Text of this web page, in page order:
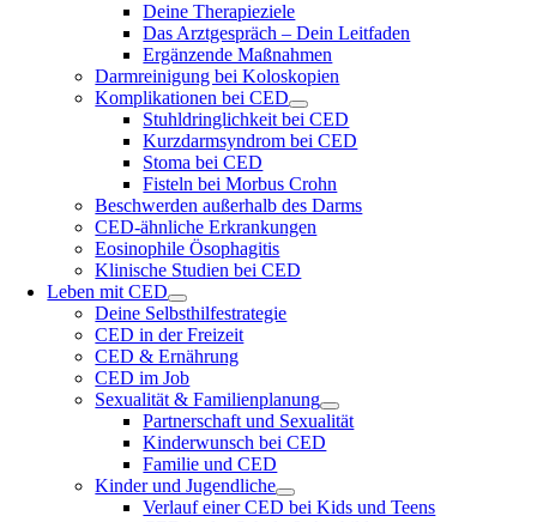
Deine Therapieziele
Das Arztgespräch – Dein Leitfaden
Ergänzende Maßnahmen
Darmreinigung bei Koloskopien
Komplikationen bei CED
Stuhldringlichkeit bei CED
Kurzdarmsyndrom bei CED
Stoma bei CED
Fisteln bei Morbus Crohn
Beschwerden außerhalb des Darms
CED-ähnliche Erkrankungen
Eosinophile Ösophagitis
Klinische Studien bei CED
Leben mit CED
Deine Selbsthilfestrategie
CED in der Freizeit
CED & Ernährung
CED im Job
Sexualität & Familienplanung
Partnerschaft und Sexualität
Kinderwunsch bei CED
Familie und CED
Kinder und Jugendliche
Verlauf einer CED bei Kids und Teens